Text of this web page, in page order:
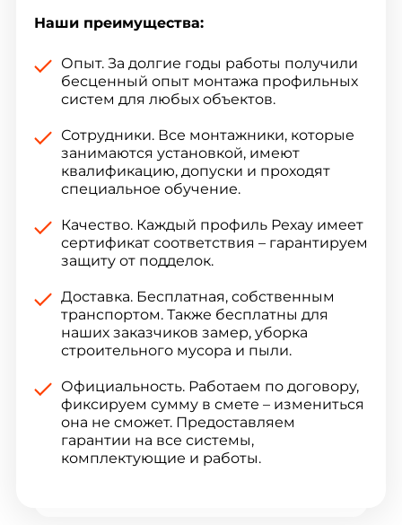
Наши преимущества:
Опыт. За долгие годы работы получили
бесценный опыт монтажа профильных
систем для любых объектов.
Сотрудники. Все монтажники, которые
занимаются установкой, имеют
квалификацию, допуски и проходят
специальное обучение.
Качество. Каждый профиль Рехау имеет
сертификат соответствия – гарантируем
защиту от подделок.
Доставка. Бесплатная, собственным
транспортом. Также бесплатны для
наших заказчиков замер, уборка
строительного мусора и пыли.
Официальность. Работаем по договору,
фиксируем сумму в смете – измениться
она не сможет. Предоставляем
гарантии на все системы,
комплектующие и работы.